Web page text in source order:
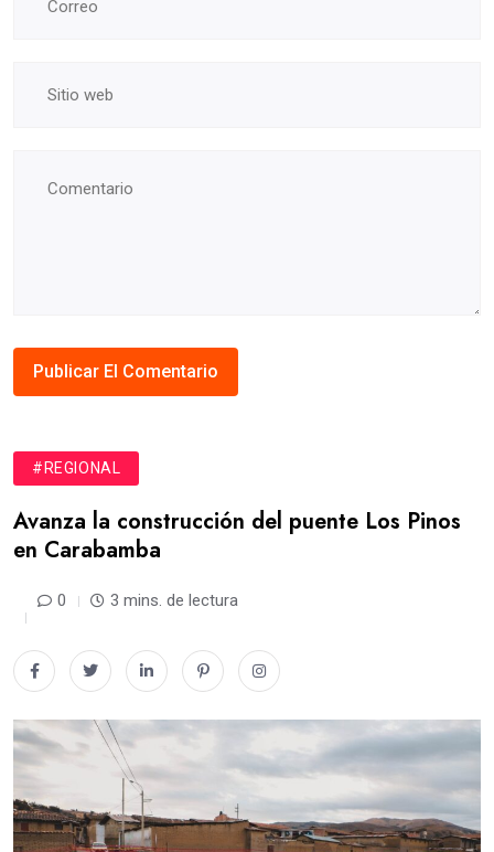
#REGIONAL
Avanza la construcción del puente Los Pinos
en Carabamba
0 3 mins. de lectura